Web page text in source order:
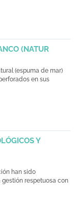
(NATUR
(espuma de mar)
en sus
Y
han sido
respetuosa con